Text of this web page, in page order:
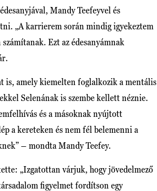
Mandy Teefeyvel és
„A karrierem során mindig igyekeztem
Ezt az édesanyámnak
is, amely kiemelten foglalkozik a mentális
Selenának is szembe kellett néznie.
és a másoknak nyújtott
a kereteken és nem fél belemenni a
– mondta Mandy Teefey.
„Izgatottan várjuk, hogy jövedelmező
figyelmet fordítson egy